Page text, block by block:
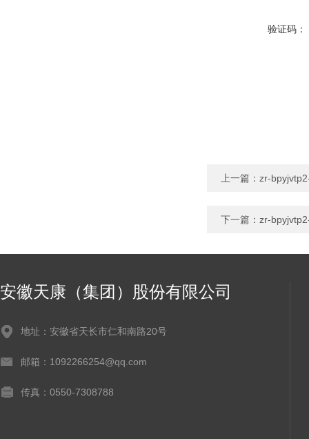
验证码：
上一篇： zr-
下一篇： zr-
安徽天康（集团）股份有限公司
地址：安徽省天长市仁和南路20号
邮箱：1092266254@qq.com
传真：0550-7308788